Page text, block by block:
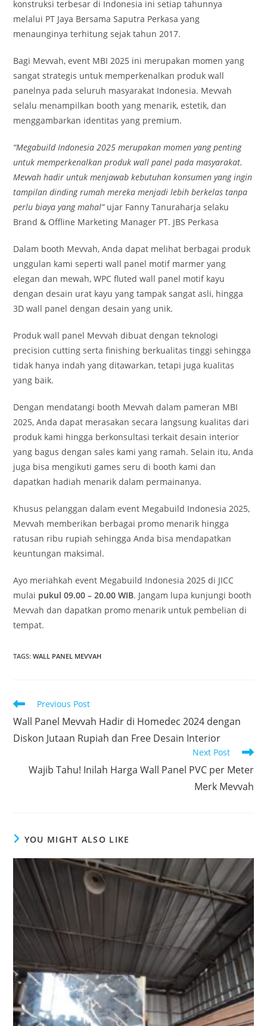
konstruksi terbesar di Indonesia ini setiap tahunnya
melalui PT Jaya Bersama Saputra Perkasa yang
menaunginya terhitung sejak tahun 2017.
Bagi Mevvah, event MBI 2025 ini merupakan momen yang
sangat strategis untuk memperkenalkan produk wall
panelnya pada seluruh masyarakat Indonesia. Mevvah
selalu menampilkan booth yang menarik, estetik, dan
menggambarkan identitas yang premium.
“Megabuild Indonesia 2025 merupakan momen yang penting
untuk memperkenalkan produk wall panel pada masyarakat.
Mevvah hadir untuk menjawab kebutuhan konsumen yang ingin
tampilan dinding rumah mereka menjadi lebih berkelas tanpa
perlu biaya yang mahal” ujar Fanny Tanuraharja selaku
Brand & Offline Marketing Manager PT. JBS Perkasa
Dalam booth Mevvah, Anda dapat melihat berbagai produk
unggulan kami seperti wall panel motif marmer yang
elegan dan mewah, WPC fluted wall panel motif kayu
dengan desain urat kayu yang tampak sangat asli, hingga
3D wall panel dengan desain yang unik.
Produk wall panel Mevvah dibuat dengan teknologi
precision cutting serta finishing berkualitas tinggi sehingga
tidak hanya indah yang ditawarkan, tetapi juga kualitas
yang baik.
Dengan mendatangi booth Mevvah dalam pameran MBI
2025, Anda dapat merasakan secara langsung kualitas dari
produk kami hingga berkonsultasi terkait desain interior
yang bagus dengan sales kami yang ramah. Selain itu, Anda
juga bisa mengikuti games seru di booth kami dan
dapatkan hadiah menarik dalam permainanya.
Khusus pelanggan dalam event Megabuild Indonesia 2025,
Mevvah memberikan berbagai promo menarik hingga
ratusan ribu rupiah sehingga Anda bisa mendapatkan
keuntungan maksimal.
Ayo meriahkah event Megabuild Indonesia 2025 di JICC
mulai pukul 09.00 – 20.00 WIB. Jangam lupa kunjungi booth
Mevvah dan dapatkan promo menarik untuk pembelian di
tempat.
TAGS:WALL PANEL MEVVAH
Read
more
articles
Previous Post
Wall Panel Mevvah Hadir di Homedec 2024 dengan
Diskon Jutaan Rupiah dan Free Desain Interior
Next Post
Wajib Tahu! Inilah Harga Wall Panel PVC per Meter
Merk Mevvah
YOU MIGHT ALSO LIKE